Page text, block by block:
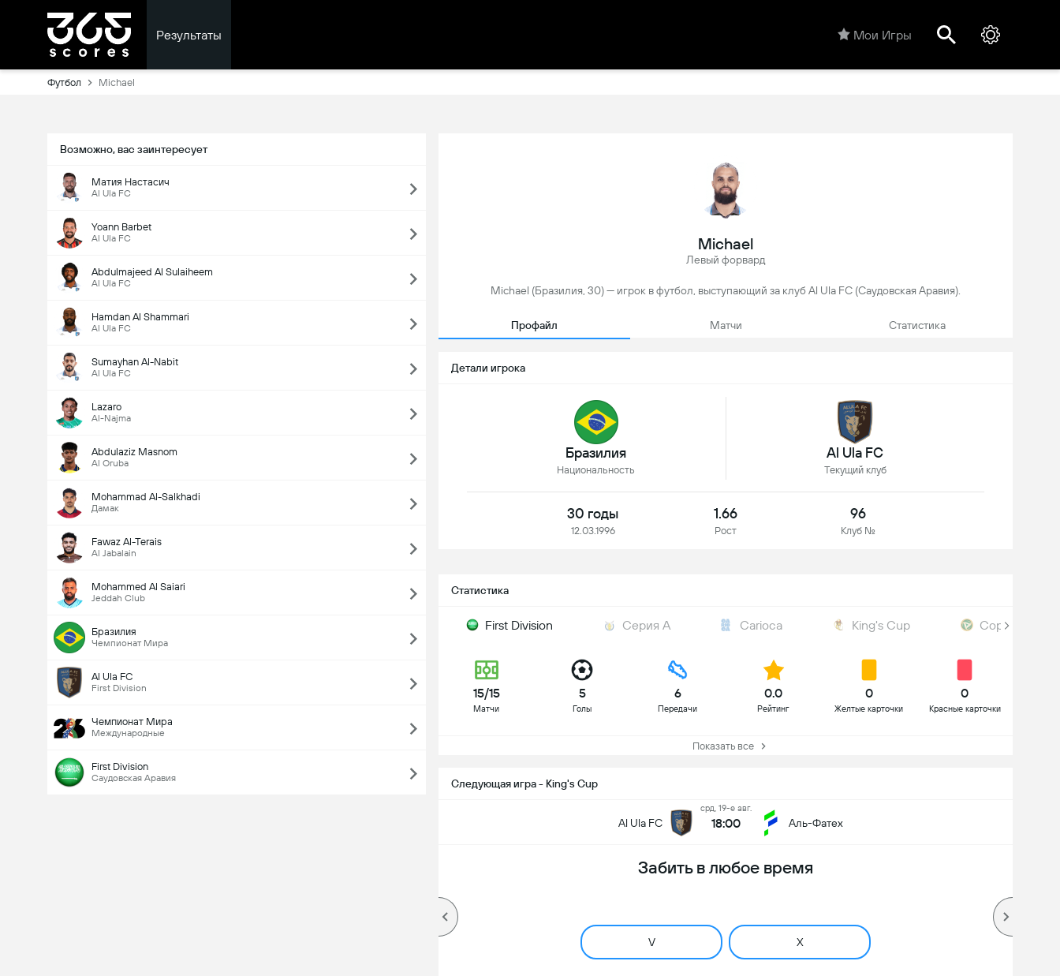
Результаты Мои Игры
Футбол Michael
Возможно, вас заинтересует
Матия Настасич
Al Ula FC
Yoann Barbet
Al Ula FC
Abdulmajeed Al Sulaiheem
Al Ula FC
Hamdan Al Shammari
Al Ula FC
Sumayhan Al-Nabit
Al Ula FC
Lazaro
Al-Najma
Abdulaziz Masnom
Al Oruba
Mohammad Al-Salkhadi
Дамак
Fawaz Al-Terais
Al Jabalain
Mohammed Al Saiari
Jeddah Club
Бразилия
Чемпионат Мира
Al Ula FC
First Division
Чемпионат Мира
Международные
First Division
Саудовская Аравия
Michael
Левый форвард
Michael (Бразилия, 30) — игрок в футбол, выступающий за клуб Al Ula FC (Саудовская Аравия).
Профайл Матчи Статистика
Детали игрока
Бразилия
Национальность
Al Ula FC
Текущий клуб
30 годы
12.03.1996
1.66
Рост
96
Клуб №
Статистика
First Division Серия А Carioca King's Cup Copa Verde
15/15
Матчи
5
Голы
6
Передачи
0.0
Рейтинг
0
Желтые карточки
0
Красные карточки
Показать все
Следующая игра - King's Cup
Al Ula FC
срд, 19-е авг.
18:00 Аль-Фатех
Забить в любое время
V X